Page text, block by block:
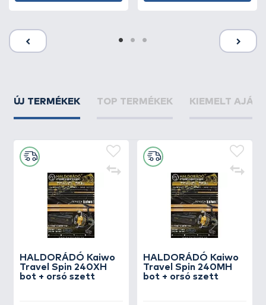
ÚJ TERMÉKEK TOP TERMÉKEK KIEMELT
HALDORÁDÓ Kaiwo
Travel Spin 240XH
bot + orsó szett
HALDORÁDÓ Kaiwo
Travel Spin 240MH
bot + orsó szett